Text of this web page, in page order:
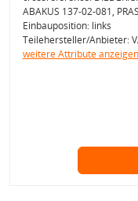
ABAKUS 137-02-081,
Einbauposition: links
Teilehersteller/Anbieter:
weitere Attribute anzeigen